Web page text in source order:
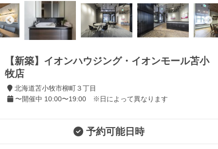
【新築】イオンハウジング・イオンモール苫小
牧店
北海道苫小牧市柳町３丁目
〜開催中 10:00〜19:00 ※日によって異なります
予約可能日時